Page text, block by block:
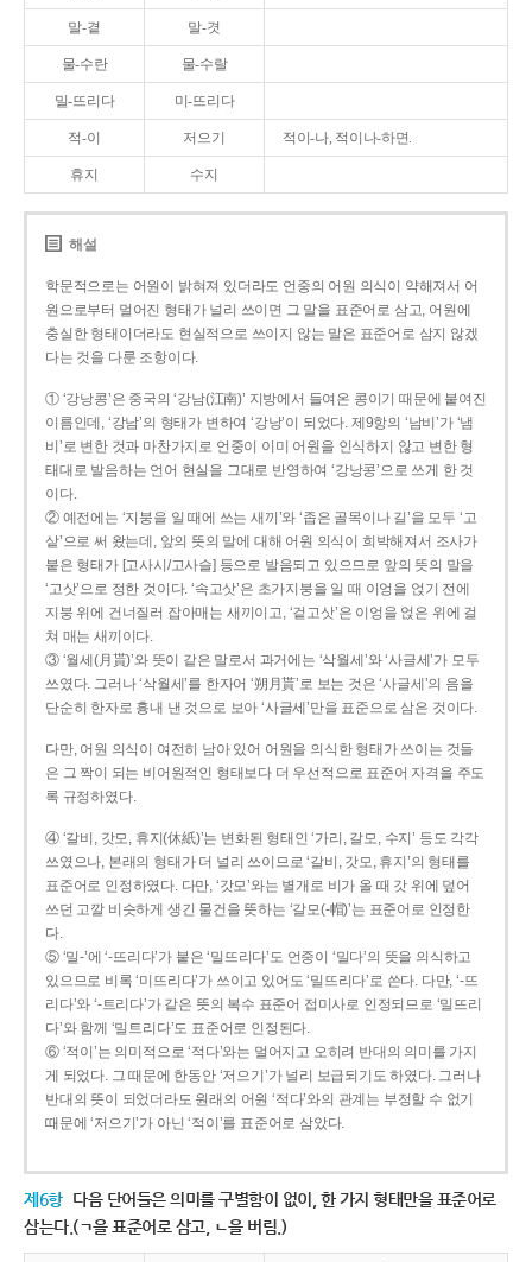
말-곁 말-겻
물-수란 물-수랄
밀-뜨리다 미-뜨리다
적-이 저으기 적이-나, 적이나-하면.
휴지 수지
해설
학문적으로는 어원이 밝혀져 있더라도 언중의 어원 의식이 약해져서 어
원으로부터 멀어진 형태가 널리 쓰이면 그 말을 표준어로 삼고, 어원에
충실한 형태이더라도 현실적으로 쓰이지 않는 말은 표준어로 삼지 않겠
다는 것을 다룬 조항이다.
① ‘강낭콩’은 중국의 ‘강남(江南)’ 지방에서 들여온 콩이기 때문에 붙여진
이름인데, ‘강남’의 형태가 변하여 ‘강낭’이 되었다. 제9항의 ‘남비’가 ‘냄
비’로 변한 것과 마찬가지로 언중이 이미 어원을 인식하지 않고 변한 형
태대로 발음하는 언어 현실을 그대로 반영하여 ‘강낭콩’으로 쓰게 한 것
이다.
② 예전에는 ‘지붕을 일 때에 쓰는 새끼’와 ‘좁은 골목이나 길’을 모두 ‘고
샅’으로 써 왔는데, 앞의 뜻의 말에 대해 어원 의식이 희박해져서 조사가
붙은 형태가 [고사시/고사슬] 등으로 발음되고 있으므로 앞의 뜻의 말을
‘고삿’으로 정한 것이다. ‘속고삿’은 초가지붕을 일 때 이엉을 얹기 전에
지붕 위에 건너질러 잡아매는 새끼이고, ‘겉고삿’은 이엉을 얹은 위에 걸
쳐 매는 새끼이다.
③ ‘월세(月貰)’와 뜻이 같은 말로서 과거에는 ‘삭월세’와 ‘사글세’가 모두
쓰였다. 그러나 ‘삭월세’를 한자어 ‘朔月貰’로 보는 것은 ‘사글세’의 음을
단순히 한자로 흉내 낸 것으로 보아 ‘사글세’만을 표준으로 삼은 것이다.
다만, 어원 의식이 여전히 남아 있어 어원을 의식한 형태가 쓰이는 것들
은 그 짝이 되는 비어원적인 형태보다 더 우선적으로 표준어 자격을 주도
록 규정하였다.
④ ‘갈비, 갓모, 휴지(休紙)’는 변화된 형태인 ‘가리, 갈모, 수지’ 등도 각각
쓰였으나, 본래의 형태가 더 널리 쓰이므로 ‘갈비, 갓모, 휴지’의 형태를
표준어로 인정하였다. 다만, ‘갓모’와는 별개로 비가 올 때 갓 위에 덮어
쓰던 고깔 비슷하게 생긴 물건을 뜻하는 ‘갈모(-帽)’는 표준어로 인정한
다.
⑤ ‘밀-’에 ‘-뜨리다’가 붙은 ‘밀뜨리다’도 언중이 ‘밀다’의 뜻을 의식하고
있으므로 비록 ‘미뜨리다’가 쓰이고 있어도 ‘밀뜨리다’로 쓴다. 다만, ‘-뜨
리다’와 ‘-트리다’가 같은 뜻의 복수 표준어 접미사로 인정되므로 ‘밀뜨리
다’와 함께 ‘밀트리다’도 표준어로 인정된다.
⑥ ‘적이’는 의미적으로 ‘적다’와는 멀어지고 오히려 반대의 의미를 가지
게 되었다. 그 때문에 한동안 ‘저으기’가 널리 보급되기도 하였다. 그러나
반대의 뜻이 되었더라도 원래의 어원 ‘적다’와의 관계는 부정할 수 없기
때문에 ‘저으기’가 아닌 ‘적이’를 표준어로 삼았다.
제6항 다음 단어들은 의미를 구별함이 없이, 한 가지 형태만을 표준어로
삼는다.(ㄱ을 표준어로 삼고, ㄴ을 버림.)